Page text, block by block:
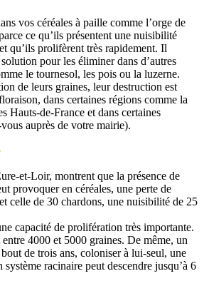
vos céréales à paille comme l’orge de
ce qu’ils présentent une nuisibilité
qu’ils prolifèrent très rapidement. Il
pour les éliminer dans d’autres
le tournesol, les pois ou la luzerne.
de leurs graines, leur destruction est
dans certaines régions comme la
Hauts-de-France et dans certaines
auprès de votre mairie).
et-Loir, montrent que la présence de
provoquer en céréales, une perte de
celle de 30 chardons, une nuisibilité de 25
capacité de prolifération très importante.
4000 et 5000 graines. De même, un
de trois ans, coloniser à lui-seul, une
racinaire peut descendre jusqu’à 6